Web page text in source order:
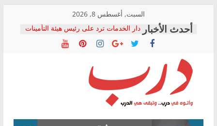
content
السبت, أغسطس 8, 2026
دار الخدمات ترد على رئيس هيئة التأمينات
بعد مؤتمره الصحفي: إنكار الأزمة لا ينهي
معاناة أصحاب المعاشات.. ونطالب بكشف
فرحات سليمان يكتب: القطاع الصحي إلى
أين؟
حزب التحالف الشعبي يطلق لجنة “الحق
في الصحة” بالإسكندرية لرصد الانتهاكات
ودعم المرضى
درب
وأتوه